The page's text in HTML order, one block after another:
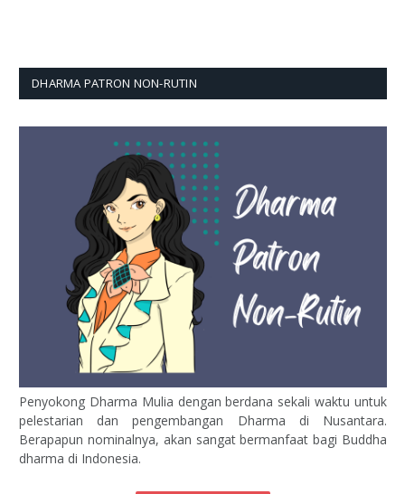
DHARMA PATRON NON-RUTIN
Penyokong Dharma Mulia dengan berdana sekali waktu untuk
pelestarian dan pengembangan Dharma di Nusantara.
Berapapun nominalnya, akan sangat bermanfaat bagi Buddha
dharma di Indonesia.